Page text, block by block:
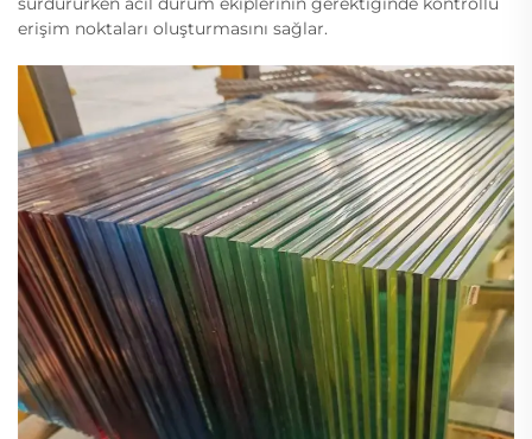
erişim noktaları oluşturmasını sağlar.